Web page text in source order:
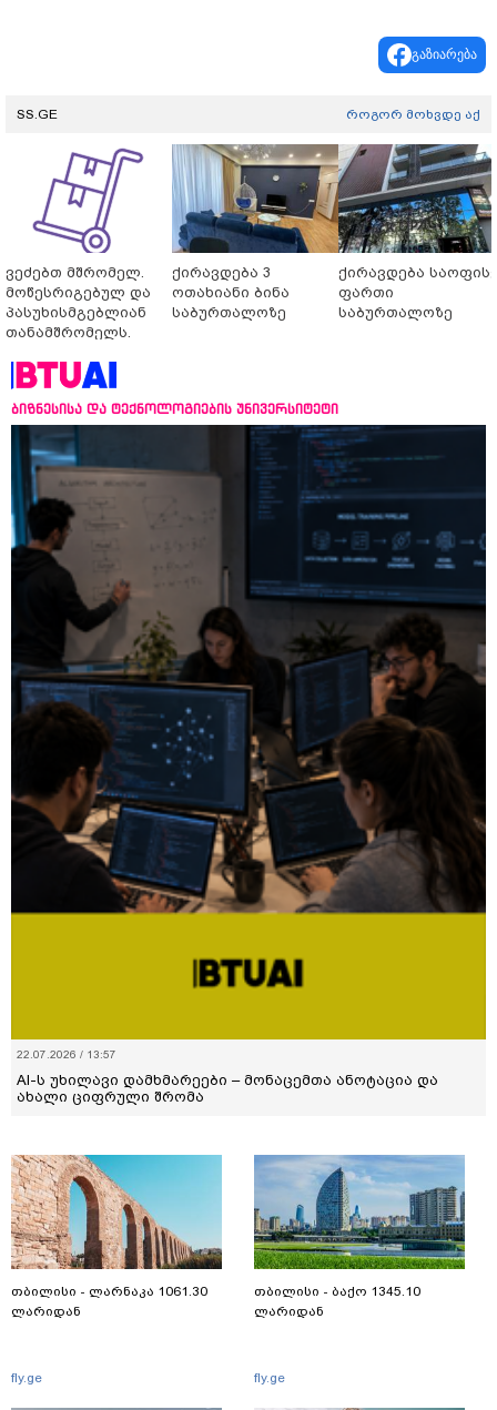
გაზიარება
SS.GE როგორ მოხვდე აქ
ვეძებთ მშრომელ.
მოწესრიგებულ და
პასუხისმგებლიან
თანამშრომელს.
ქირავდება 3
ოთახიანი ბინა
საბურთალოზე
ქირავდება
ფართი
საბურთალოზე
ბიზნესისა და ტექნოლოგიების უნივერსიტეტი
22.07.2026 / 13:57
AI-ს უხილავი დამხმარეები – მონაცემთა ანოტაცია და
ახალი ციფრული შრომა
თბილისი - ლარნაკა 1061.30
ლარიდან
fly.ge
თბილისი - ბაქო 1345.10
ლარიდან
fly.ge